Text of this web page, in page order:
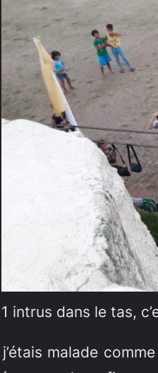
1 intrus dans le tas,
malade